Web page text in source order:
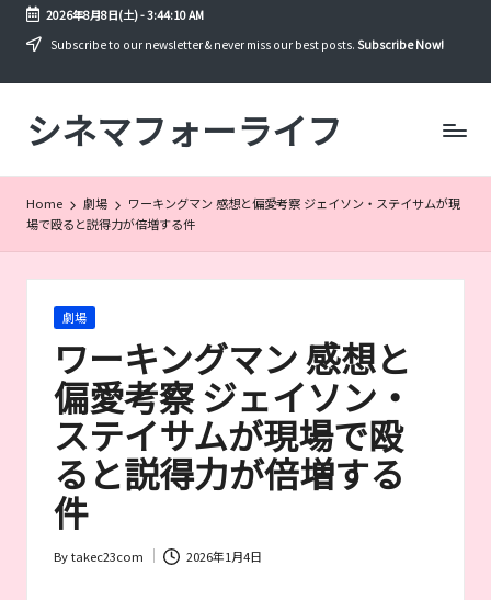
Skip
2026年8月8日(土)-3:44:11 AM
Subscribe to our newsletter & never miss our best posts. Subscribe Now!
シネマフォーライフ
映
画
ラ
Home 劇場
ワーキングマン 感想と偏愛考察 ジェイソン・ステイサムが現
場で殴ると説得力が倍増する件
Posted
劇場
ワーキングマン 感想と
偏愛考察 ジェイソン・
ステイサムが現場で殴
ると説得力が倍増する
件
Posted
Bytakec23com 2026年1月4日